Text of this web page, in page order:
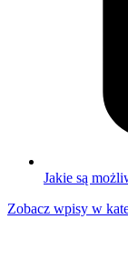
Jakie są
Zobacz wpisy w